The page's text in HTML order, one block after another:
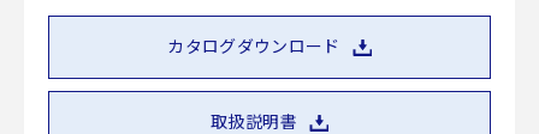
カタログダウンロード
取扱説明書